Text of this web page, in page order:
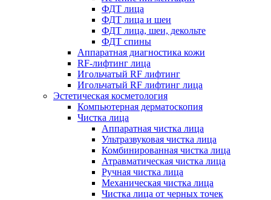
ФДТ лица
ФДТ лица и шеи
ФДТ лица, шеи, декольте
ФДТ спины
Аппаратная диагностика кожи
RF-лифтинг лица
Игольчатый RF лифтинг
Игольчатый RF лифтинг лица
Эстетическая косметология
Компьютерная дерматоскопия
Чистка лица
Аппаратная чистка лица
Ультразвуковая чистка лица
Комбинированная чистка лица
Атравматическая чистка лица
Ручная чистка лица
Механическая чистка лица
Чистка лица от черных точек